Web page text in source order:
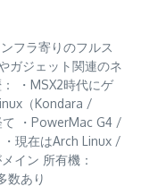
フラ寄りのフルス
ガジェット関連のネ
・MSX2時代にゲ
（Kondara /
・PowerMac G4 /
現在はArch Linux /
イン 所有機：
数あり